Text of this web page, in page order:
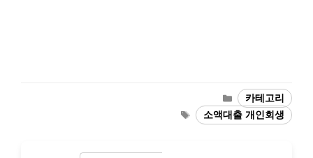
카
테
고
카테고리
태
그
소액대출 개인회생